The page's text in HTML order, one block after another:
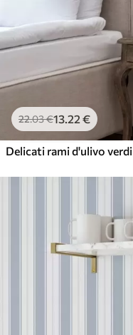
22.03€13.22 €
Delicati rami d'ulivo verdi